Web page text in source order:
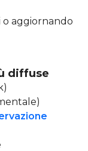
aggiornando
diffuse